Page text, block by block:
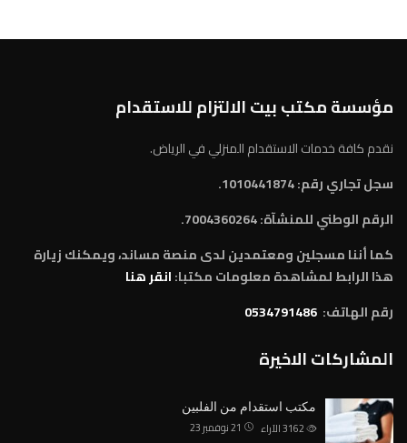
مؤسسة مكتب بيت الالتزام للاستقدام
نقدم كافة خدمات الاستقدام المنزلي في الرياض.
سجل تجاري رقم: 1010441874.
الرقم الوطني للمنشآة:7004360264.
كما أننا مسجلين ومعتمدين لدى منصة مساند، ويمكنك زيارة
هذا الرابط لمشاهدة معلومات مكتبا:انقر هنا
رقم الهاتف: 0534791486
المشاركات الاخيرة
مكتب استقدام من الفلبين
21 نوفمبر 23 الآراء